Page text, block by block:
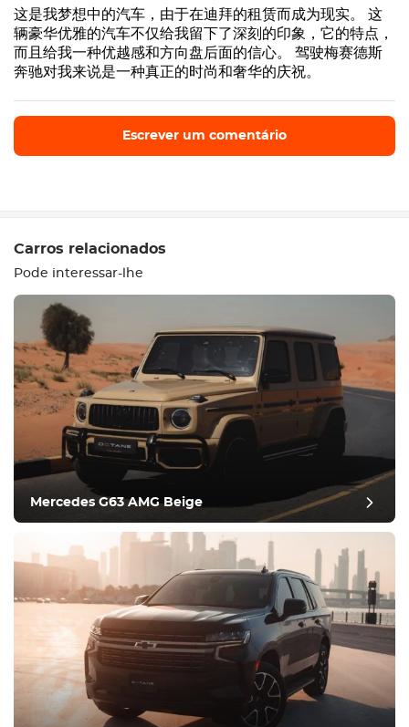
这是我梦想中的汽车，由于在迪拜的租赁而成为现实。 这
辆豪华优雅的汽车不仅给我留下了深刻的印象，它的特点，
而且给我一种优越感和方向盘后面的信心。 驾驶梅赛德斯
奔驰对我来说是一种真正的时尚和奢华的庆祝。
Escrever um comentário
Equipamento
Confortável
Controlo da
climatização
Condução
Estado
Carros relacionados
Pode interessar-lhe
Mercedes G63 AMG Beige